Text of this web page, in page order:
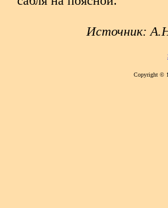
Источник:
Copyright ©